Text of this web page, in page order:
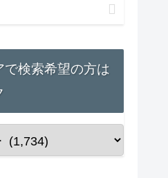
検索希望の方は